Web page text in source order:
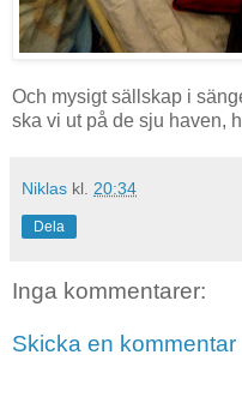
Och mysigt sällskap i
ska vi ut på de sju haven,
Niklas kl. 20:34
Dela
Inga kommentarer:
Skicka en kommentar